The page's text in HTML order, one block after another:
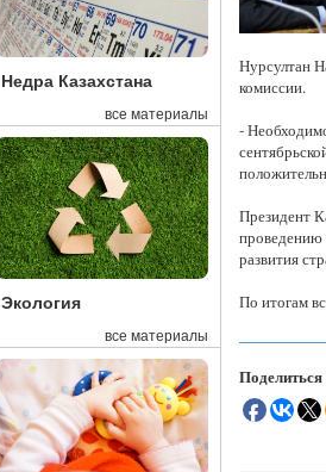
Недра Казахстана
все материалы
Экология
все материалы
Нурсултан
комиссии.
-
Президент
проведению
развития
По итогам